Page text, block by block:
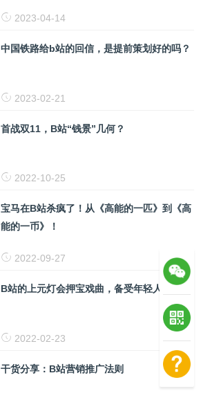
2023-04-14
中国铁路给b站的回信，是提前策划好的吗？
2023-02-21
首战双11，B站“钱景”几何？
2022-10-25
宝马在B站杀疯了！从《高能的一匹》到《高
能的一币》！
2022-09-27
B站的上元灯会押宝戏曲，备受年轻人的喜爱
2022-02-23
干货分享：B站营销推广法则